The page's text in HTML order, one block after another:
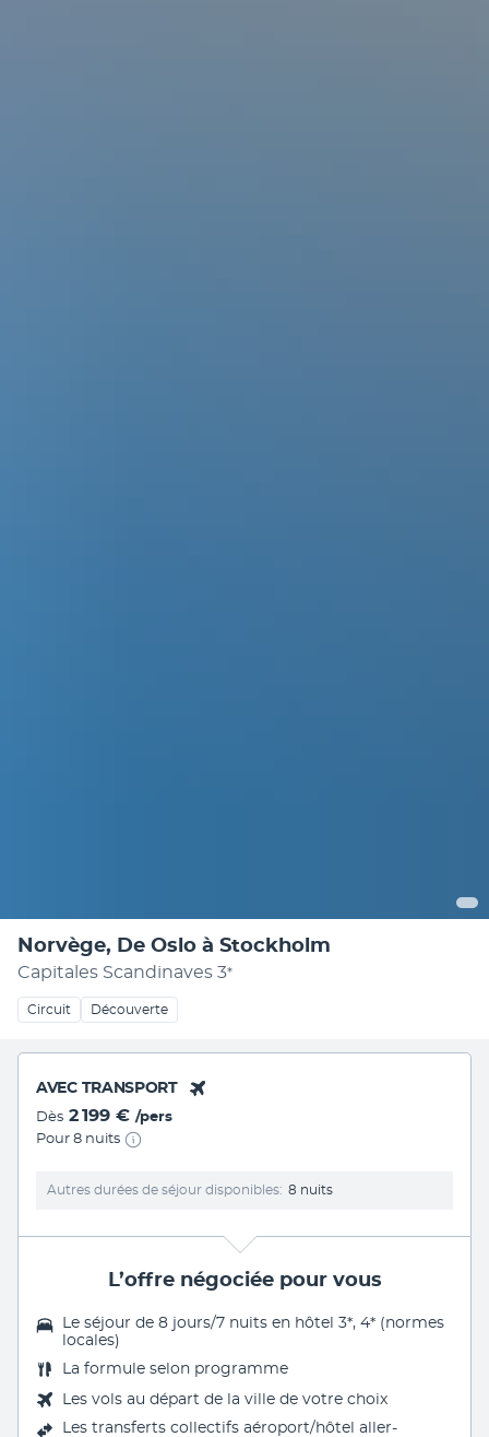
Norvège, De Oslo à Stockholm
Capitales Scandinaves 3*
Circuit Découverte
AVEC TRANSPORT
Dès 2 199 € /pers
Pour 8 nuits
Autres durées de séjour disponibles 8 nuits
L’offre négociée pour vous
Le séjour de 8 jours/7 nuits en hôtel 3*, 4* (normes
locales)
La formule selon programme
Les vols au départ de la ville de votre choix
Les transferts collectifs aéroport/hôtel aller-